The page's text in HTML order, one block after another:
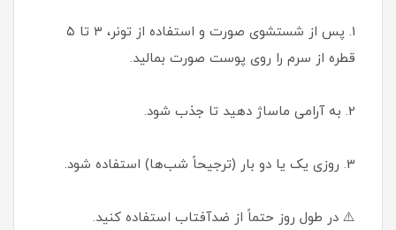
1. پس از شستشوی صورت و استفاده از تونر، ۳ تا ۵
قطره از سرم را روی پوست صورت بمالید.
2. به آرامی ماساژ دهید تا جذب شود.
3. روزی یک یا دو بار (ترجیحاً شب‌ها) استفاده شود.
⚠️ در طول روز حتماً از ضدآفتاب استفاده کنید.